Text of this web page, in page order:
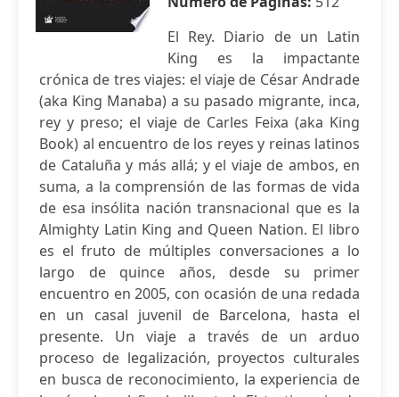
El Rey. Diario de un Latin
King es la impactante
crónica de tres viajes: el viaje de César Andrade
(aka King Manaba) a su pasado migrante, inca,
rey y preso; el viaje de Carles Feixa (aka King
Book) al encuentro de los reyes y reinas latinos
de Cataluña y más allá; y el viaje de ambos, en
suma, a la comprensión de las formas de vida
de esa insólita nación transnacional que es la
Almighty Latin King and Queen Nation. El libro
es el fruto de múltiples conversaciones a lo
largo de quince años, desde su primer
encuentro en 2005, con ocasión de una redada
en un casal juvenil de Barcelona, hasta el
presente. Un viaje a través de un arduo
proceso de legalización, proyectos culturales
en busca de reconocimiento, la experiencia de